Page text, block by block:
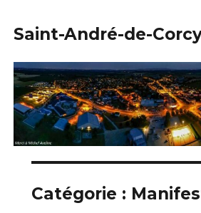
Saint-André-de-
Catégorie :